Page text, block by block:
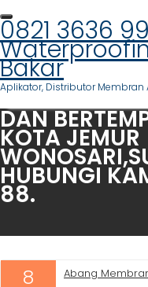
to
content
0821 3636
Bakar
Aplikator, Distributor Membran
MEMBRANE
KAMI : 082
UNTUK ANDA
APLIKATOR
DAN
KOTA JEMUR
HUBUNGI
88.
8
Abang